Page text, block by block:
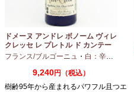
ドメーヌ アンドレ ボノーム ヴィレ
クレッセ レ プレトル ド カンテー
ヌ 2023 750ml
フランス/ブルゴーニュ ・ 白：辛口 シ
9,240円（税込）
樹齢95年から産まれるパワフル且つエ